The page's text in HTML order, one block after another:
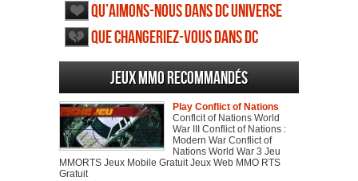
Qu’aimons-nous dans DC Universe
Online
Que changeriez-vous dans DC
Universe Online
Jeux MMO recommandés
Play Conflict of Nations
Conflcit of Nations World
War III Conflict of Nations :
Modern War Conflict of
Nations World War 3 Jeu
MMORTS Jeux Mobile Gratuit Jeux Web MMO RTS
Gratuit